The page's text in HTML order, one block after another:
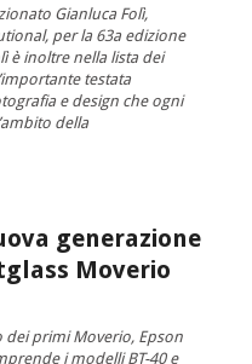
Gianluca Folì,
per la 63a edizione
è inoltre nella lista dei
testata
e design che ogni
della
generazione
Moverio
primi Moverio, Epson
i modelli BT-40 e